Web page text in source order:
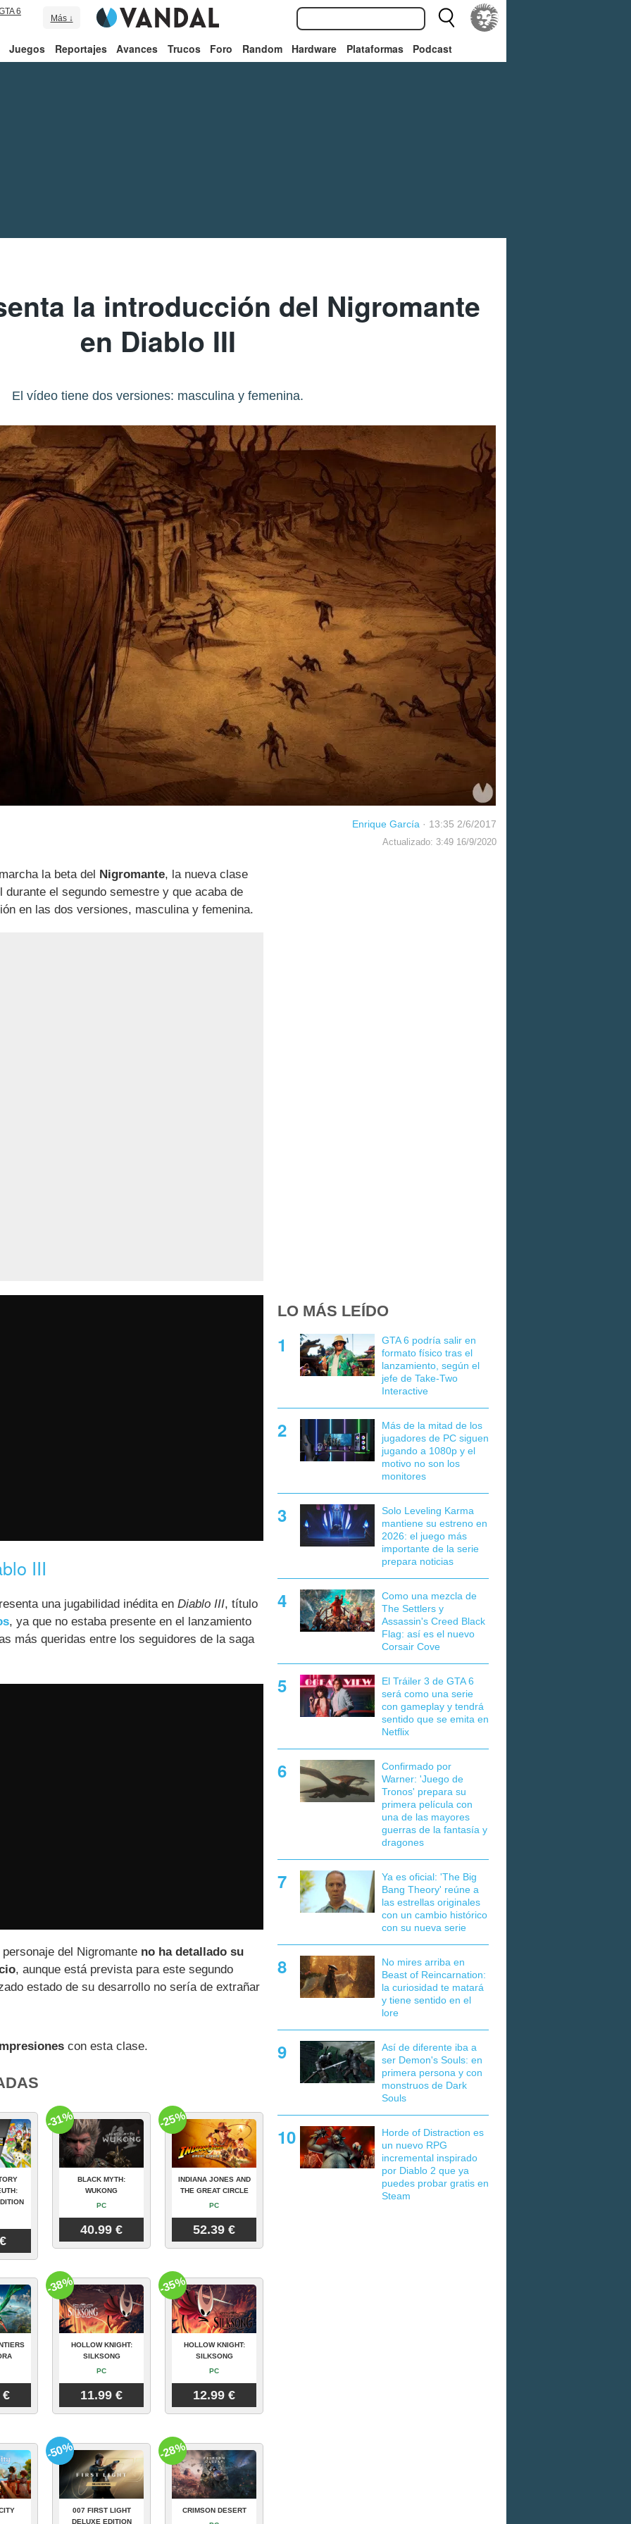
6
Más ↓
Juegos Reportajes Avances Trucos Foro Random Hardware Plataformas Podcast
la introducción del Nigromante
en Diablo III
El vídeo tiene dos versiones: masculina y femenina.
Enrique García · 13:35 2/6/2017
Actualizado: 3:49 16/9/2020
la beta del Nigromante, la nueva clase
durante el segundo semestre y que acaba de
en las dos versiones, masculina y femenina.
III
una jugabilidad inédita en Diablo III, título
, ya que no estaba presente en el lanzamiento
más queridas entre los seguidores de la saga
del Nigromante no ha detallado su
, aunque está prevista para este segundo
estado de su desarrollo no sería de extrañar
con esta clase.
BLACK MYTH:
WUKONG
PC
40.99 €
-31%
INDIANA JONES AND
THE GREAT CIRCLE
PC
52.39 €
-25%
€
HOLLOW KNIGHT:
SILKSONG
PC
11.99 €
-38%
HOLLOW KNIGHT:
SILKSONG
PC
12.99 €
-35%
007 FIRST LIGHT
DELUXE EDITION
-50%
CRIMSON DESERT
-28%
LO MÁS LEÍDO
GTA 6 podría salir en
formato físico tras el
lanzamiento, según el
jefe de Take-Two
Interactive
Más de la mitad de los
jugadores de PC siguen
jugando a 1080p y el
motivo no son los
monitores
Solo Leveling Karma
mantiene su estreno en
2026: el juego más
importante de la serie
prepara noticias
Como una mezcla de
The Settlers y
Assassin's Creed Black
Flag: así es el nuevo
Corsair Cove
El Tráiler 3 de GTA 6
será como una serie
con gameplay y tendrá
sentido que se emita en
Netflix
Confirmado por
Warner: 'Juego de
Tronos' prepara su
primera película con
una de las mayores
guerras de la fantasía y
dragones
Ya es oficial: 'The Big
Bang Theory' reúne a
las estrellas originales
con un cambio histórico
con su nueva serie
No mires arriba en
Beast of Reincarnation:
la curiosidad te matará
y tiene sentido en el
lore
Así de diferente iba a
ser Demon's Souls: en
primera persona y con
monstruos de Dark
Souls
Horde of Distraction es
un nuevo RPG
incremental inspirado
por Diablo 2 que ya
puedes probar gratis en
Steam